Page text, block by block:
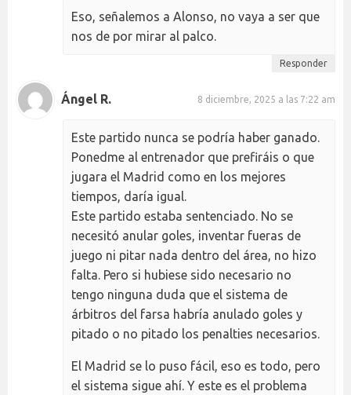
Eso, señalemos a Alonso, no vaya a ser que
nos de por mirar al palco.
Responder
Ángel R. 8 diciembre, 2025 a las 7:22 am
Este partido nunca se podría haber ganado.
Ponedme al entrenador que prefiráis o que
jugara el Madrid como en los mejores
tiempos, daría igual.
Este partido estaba sentenciado. No se
necesitó anular goles, inventar fueras de
juego ni pitar nada dentro del área, no hizo
falta. Pero si hubiese sido necesario no
tengo ninguna duda que el sistema de
árbitros del farsa habría anulado goles y
pitado o no pitado los penalties necesarios.
El Madrid se lo puso fácil, eso es todo, pero
el sistema sigue ahí. Y este es el problema